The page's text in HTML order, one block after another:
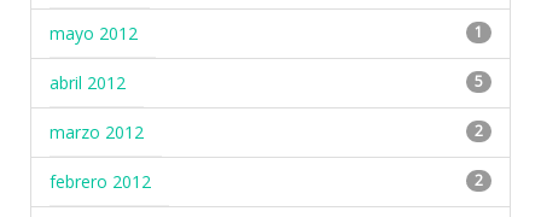
mayo 2012 1
abril 2012 5
marzo 2012 2
febrero 2012 2